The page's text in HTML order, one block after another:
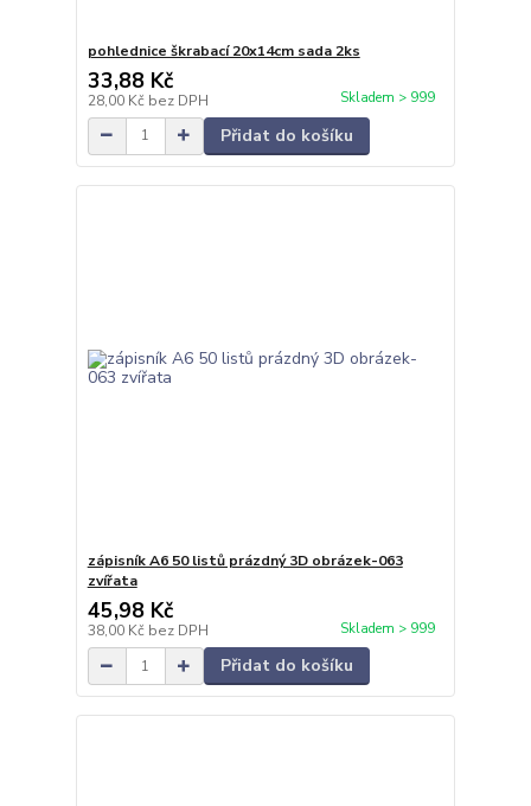
pohlednice škrabací 20x14cm sada 2ks
33,88 Kč
28,00 Kč bez DPH Skladem > 999
Přidat do košíku
zápisník A6 50 listů prázdný 3D obrázek-063
zvířata
45,98 Kč
38,00 Kč bez DPH Skladem > 999
Přidat do košíku